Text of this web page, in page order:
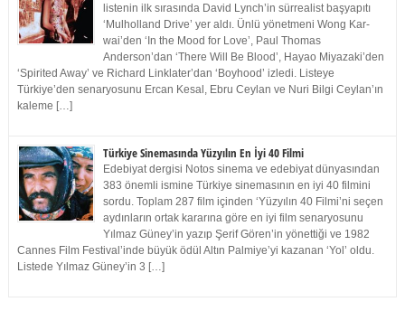
listenin ilk sırasında David Lynch’in sürrealist başyapıtı
‘Mulholland Drive’ yer aldı. Ünlü yönetmeni Wong Kar-
wai’den ‘In the Mood for Love’, Paul Thomas
Anderson’dan ‘There Will Be Blood’, Hayao Miyazaki’den
‘Spirited Away’ ve Richard Linklater’dan ‘Boyhood’ izledi. Listeye
Türkiye’den senaryosunu Ercan Kesal, Ebru Ceylan ve Nuri Bilgi Ceylan’ın
kaleme […]
Türkiye Sinemasında Yüzyılın En İyi 40 Filmi
Edebiyat dergisi Notos sinema ve edebiyat dünyasından
383 önemli ismine Türkiye sinemasının en iyi 40 filmini
sordu. Toplam 287 film içinden ‘Yüzyılın 40 Filmi’ni seçen
aydınların ortak kararına göre en iyi film senaryosunu
Yılmaz Güney’in yazıp Şerif Gören’in yönettiği ve 1982
Cannes Film Festival’inde büyük ödül Altın Palmiye’yi kazanan ‘Yol’ oldu.
Listede Yılmaz Güney’in 3 […]